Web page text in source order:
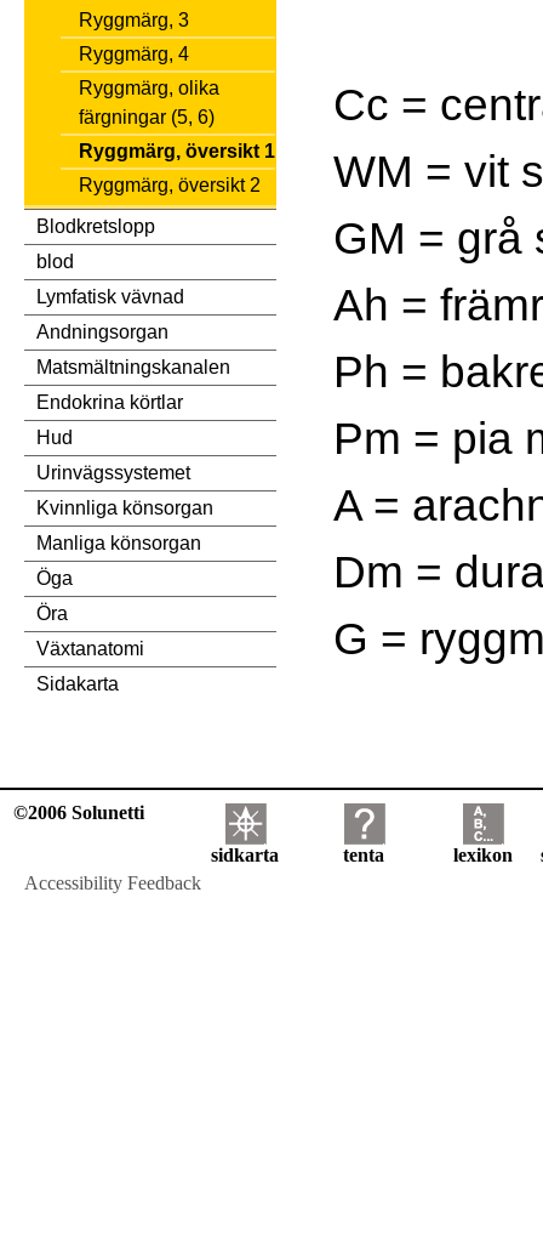
Ryggmärg, 3
Ryggmärg, 4
Ryggmärg, olika
färgningar (5, 6)
Ryggmärg, översikt 1
Ryggmärg, översikt 2
Blodkretslopp
blod
Lymfatisk vävnad
Andningsorgan
Matsmältningskanalen
Endokrina körtlar
Hud
Urinvägssystemet
Kvinnliga könsorgan
Manliga könsorgan
Öga
Öra
Växtanatomi
Sidakarta
Cc =
WM = vit
GM = grå
Ah =
Ph =
Pm = pia
A =
Dm =
G =
©2006 Solunetti
sidkarta tenta lexikon
Accessibility Feedback